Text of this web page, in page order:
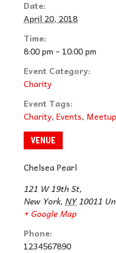
Date:
April 20, 2018
Time:
8:00 pm - 10:00 pm
Event Category:
Charity
Event Tags:
Charity, Events, Meetup
VENUE
Chelsea Pearl
121 W 19th St,
New York, NY 10011
+ Google Map
Phone:
1234567890